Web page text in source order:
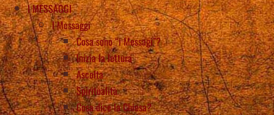
I MESSAGGI
I Messaggi
Cosa sono “i Messagi”?
Inizia la lettura
Ascolta
Spiritualità
Cosa dice la Chiesa?